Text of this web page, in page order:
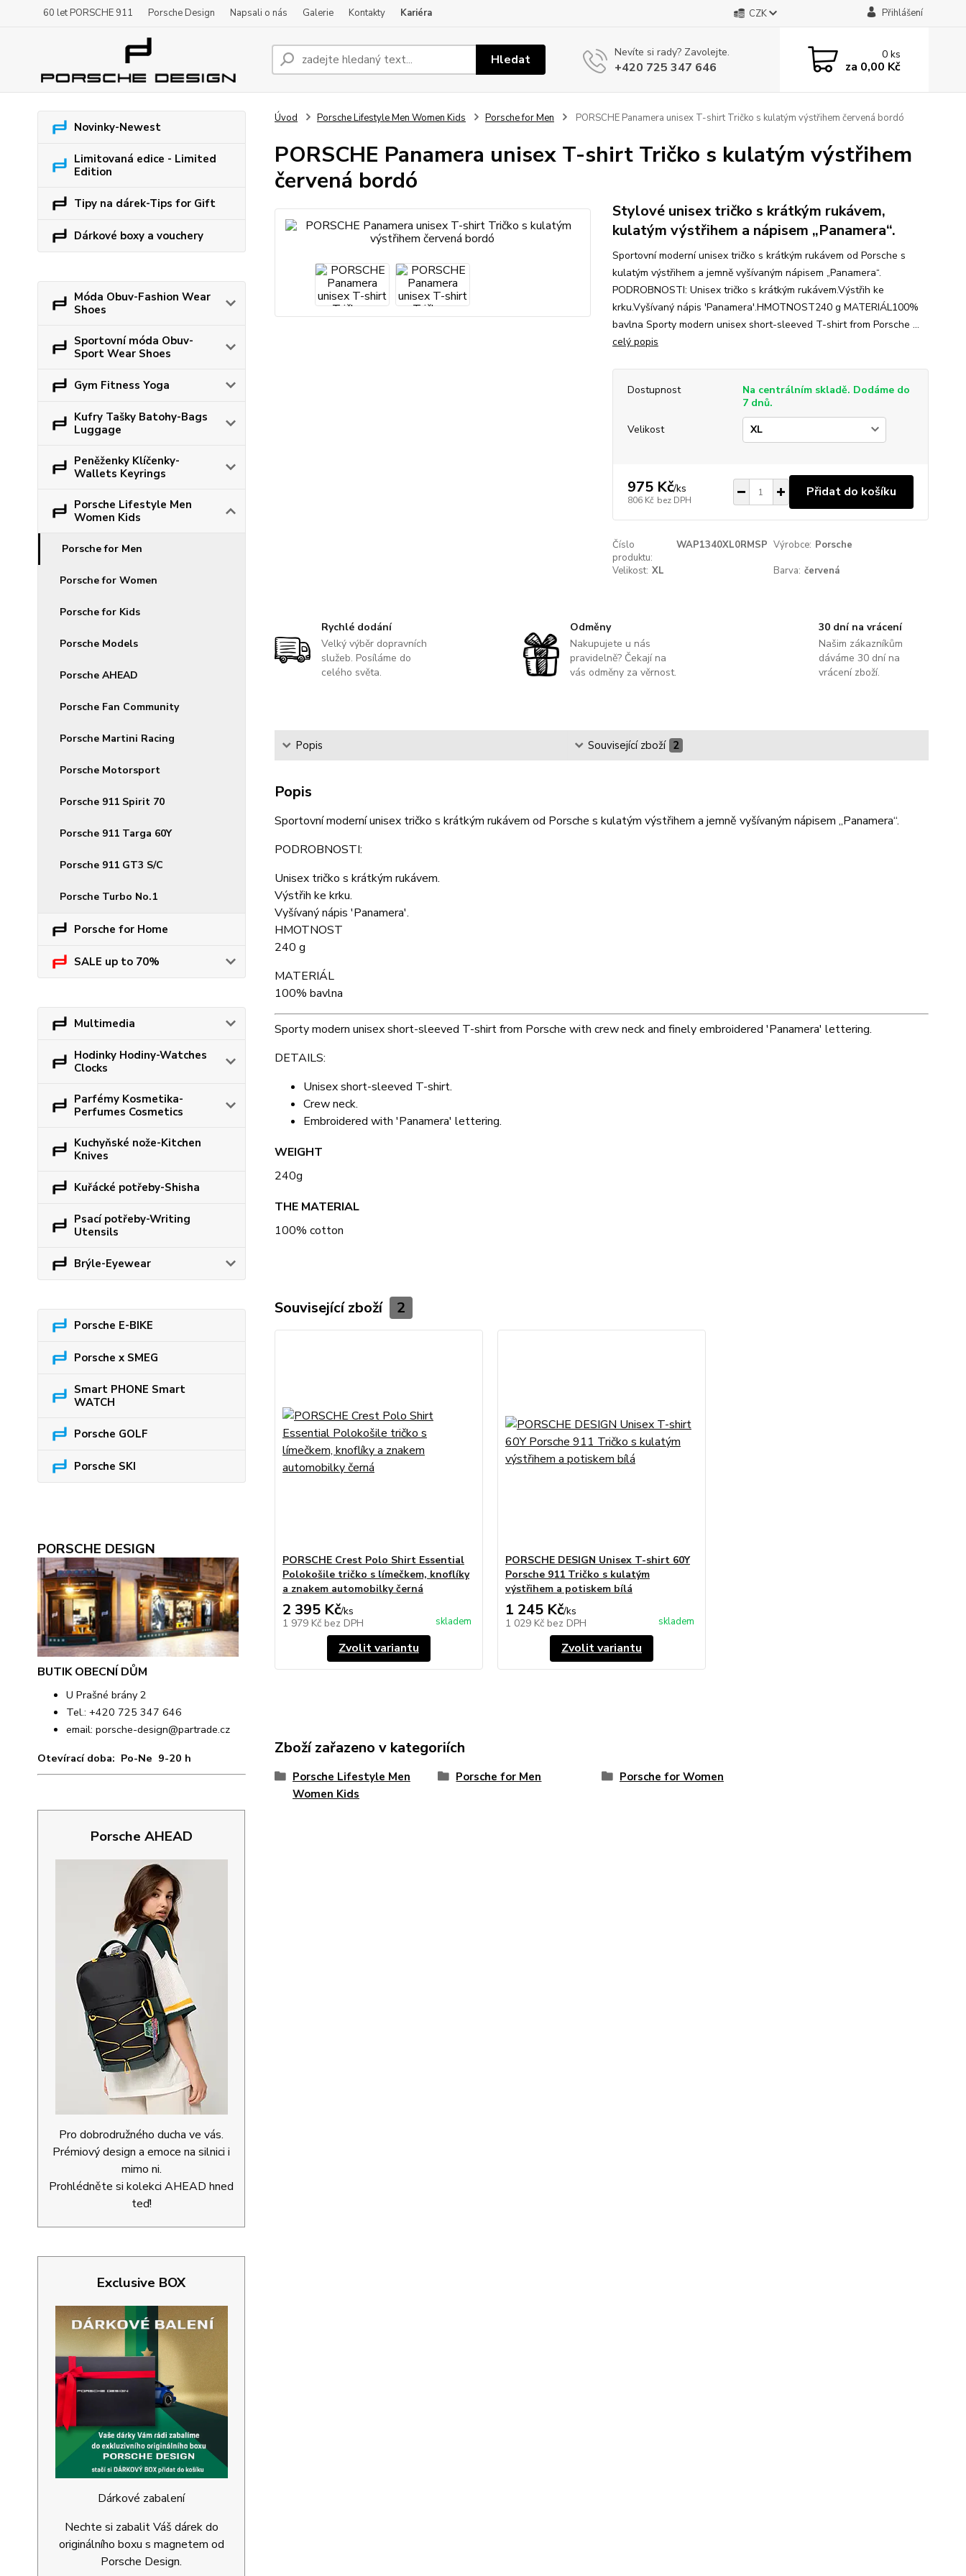
60 let PORSCHE 911 Porsche Design Napsali o nás Galerie Kontakty Kariéra CZK Přihlášení
Hledat Nevíte si rady? Zavolejte.
+420 725 347 646
0ks
za 0,00 Kč
Novinky-Newest
Limitovaná edice - Limited
Edition
Tipy na dárek-Tips for Gift
Dárkové boxy a vouchery
Móda Obuv-Fashion Wear
Shoes
Sportovní móda Obuv-
Sport Wear Shoes
Gym Fitness Yoga
Kufry Tašky Batohy-Bags
Luggage
Peněženky Klíčenky-
Wallets Keyrings
Porsche Lifestyle Men
Women Kids
Porsche for Men
Porsche for Women
Porsche for Kids
Porsche Models
Porsche AHEAD
Porsche Fan Community
Porsche Martini Racing
Porsche Motorsport
Porsche 911 Spirit 70
Porsche 911 Targa 60Y
Porsche 911 GT3 S/C
Porsche Turbo No.1
Porsche for Home
SALE up to 70%
Multimedia
Hodinky Hodiny-Watches
Clocks
Parfémy Kosmetika-
Perfumes Cosmetics
Kuchyňské nože-Kitchen
Knives
Kuřácké potřeby-Shisha
Psací potřeby-Writing
Utensils
Brýle-Eyewear
Porsche E-BIKE
Porsche x SMEG
Smart PHONE Smart
WATCH
Porsche GOLF
Porsche SKI
PORSCHE DESIGN
BUTIK OBECNÍ DŮM
U Prašné brány 2
Tel.: +420 725 347 646
email: porsche-design@partrade.cz
Otevírací doba: Po-Ne 9-20 h
Porsche AHEAD
Pro dobrodružného ducha ve vás.
Prémiový design a emoce na silnici i
mimo ni.
Prohlédněte si kolekci AHEAD hned
teď!
Exclusive BOX
Dárkové zabalení
Nechte si zabalit Váš dárek do
originálního boxu s magnetem od
Porsche Design.
Úvod Porsche Lifestyle Men Women Kids Porsche for Men PORSCHE Panamera unisex T-shirt Tričko s kulatým výstřihem červená bordó
PORSCHE Panamera unisex T-shirt Tričko s kulatým výstřihem
červená bordó
Stylové unisex tričko s krátkým rukávem,
kulatým výstřihem a nápisem „Panamera“.
Sportovní moderní unisex tričko s krátkým rukávem od Porsche s
kulatým výstřihem a jemně vyšívaným nápisem „Panamera“.
PODROBNOSTI: Unisex tričko s krátkým rukávem.Výstřih ke
krku.Vyšívaný nápis 'Panamera'.HMOTNOST240 g MATERIÁL100%
bavlna Sporty modern unisex short-sleeved T-shirt from Porsche ...
celý popis
Dostupnost
Na centrálním skladě. Dodáme do
7 dnů.
Velikost
975 Kč/ks
806 Kč bez DPH
Přidat do košíku
Číslo
produktu:
WAP1340XL0RMSP Výrobce: Porsche
Velikost: XL Barva: červená
Rychlé dodání
Velký výběr dopravních
služeb. Posíláme do
celého světa.
Odměny
Nakupujete u nás
pravidelně? Čekají na
vás odměny za věrnost.
30 dní na vrácení
Našim zákazníkům
dáváme 30 dní na
vrácení zboží.
Popis Související zboží 2
Popis
Sportovní moderní unisex tričko s krátkým rukávem od Porsche s kulatým výstřihem a jemně vyšívaným nápisem „Panamera“.
PODROBNOSTI:
Unisex tričko s krátkým rukávem.
Výstřih ke krku.
Vyšívaný nápis 'Panamera'.
HMOTNOST
240 g
MATERIÁL
100% bavlna
Sporty modern unisex short-sleeved T-shirt from Porsche with crew neck and finely embroidered 'Panamera' lettering.
DETAILS:
Unisex short-sleeved T-shirt.
Crew neck.
Embroidered with 'Panamera' lettering.
WEIGHT
240g
THE MATERIAL
100% cotton
Související zboží 2
PORSCHE Crest Polo Shirt Essential
Polokošile tričko s límečkem, knoflíky
a znakem automobilky černá
2 395 Kč/ks
1 979 Kč bez DPH skladem
Zvolit variantu
PORSCHE DESIGN Unisex T-shirt 60Y
Porsche 911 Tričko s kulatým
výstřihem a potiskem bílá
1 245 Kč/ks
1 029 Kč bez DPH skladem
Zvolit variantu
Zboží zařazeno v kategoriích
Porsche Lifestyle Men
Women Kids
Porsche for Men Porsche for Women